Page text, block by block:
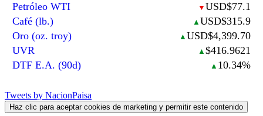
Petróleo WTI
▼ USD$77.1
Café (lb.)
▲ USD$315.9
Oro (oz. troy)
▲ USD$4,399.70
UVR
▲ $416.9621
DTF E.A. (90d)
▲ 10.34%
Tweets by NacionPaisa
Haz clic para aceptar cookies de marketing y permitir este contenido